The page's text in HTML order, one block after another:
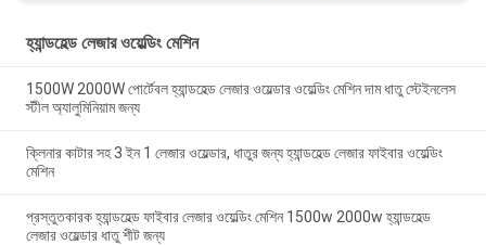
হ্যান্ডহেল্ড লেজার ওয়েল্ডিং মেশিন
1500W 2000W পোর্টেবল হ্যান্ডহেল্ড লেজার ওয়েল্ডার ওয়েল্ডিং মেশিন দাম ধাতু স্টেইনলেস
স্টীল অ্যালুমিনিয়াম জন্য
ক্লিনার কাটার সহ 3 ইন 1 লেজার ওয়েল্ডার, ধাতুর জন্য হ্যান্ডহেল্ড লেজার ফাইবার ওয়েল্ডিং
মেশিন
প্রস্তুতকারক হ্যান্ডহেল্ড ফাইবার লেজার ওয়েল্ডিং মেশিন 1500w 2000w হ্যান্ডহেল্ড
লেজার ওয়েল্ডার ধাতু শীট জন্য